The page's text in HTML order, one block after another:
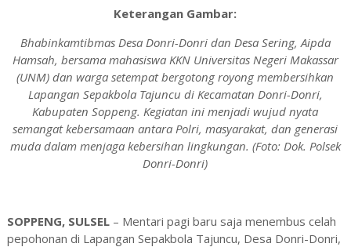
Keterangan Gambar:
Bhabinkamtibmas Desa Donri-Donri dan Desa Sering, Aipda
Hamsah, bersama mahasiswa KKN Universitas Negeri Makassar
(UNM) dan warga setempat bergotong royong membersihkan
Lapangan Sepakbola Tajuncu di Kecamatan Donri-Donri,
Kabupaten Soppeng. Kegiatan ini menjadi wujud nyata
semangat kebersamaan antara Polri, masyarakat, dan generasi
muda dalam menjaga kebersihan lingkungan. (Foto: Dok. Polsek
Donri-Donri)
SOPPENG, SULSEL– Mentari pagi baru saja menembus celah
pepohonan di Lapangan Sepakbola Tajuncu, Desa Donri-Donri,